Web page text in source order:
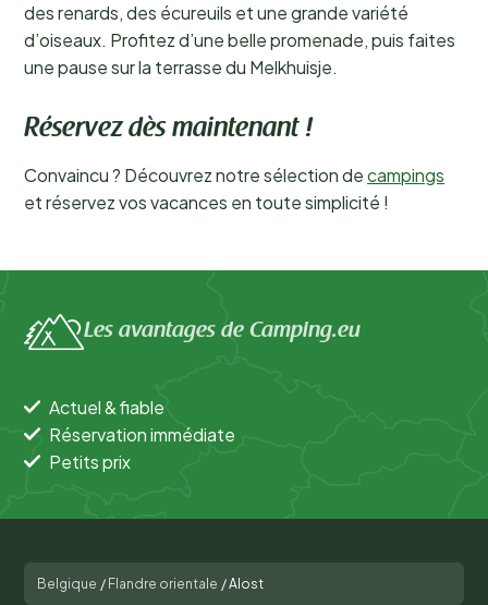
des renards, des écureuils et une grande variété
d’oiseaux. Profitez d’une belle promenade, puis faites
une pause sur la terrasse du Melkhuisje.
Réservez dès maintenant !
Convaincu ? Découvrez notre sélection decampings
et réservez vos vacances en toute simplicité !
Les avantages de Camping.eu
Actuel & fiable
Réservation immédiate
Petits prix
Belgique / Flandre orientale /Alost